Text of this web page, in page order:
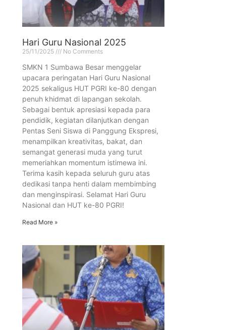
Hari Guru Nasional 2025
25/11/2025 No Comments
SMKN 1 Sumbawa Besar menggelar
upacara peringatan Hari Guru Nasional
2025 sekaligus HUT PGRI ke-80 dengan
penuh khidmat di lapangan sekolah.
Sebagai bentuk apresiasi kepada para
pendidik, kegiatan dilanjutkan dengan
Pentas Seni Siswa di Panggung Ekspresi,
menampilkan kreativitas, bakat, dan
semangat generasi muda yang turut
memeriahkan momentum istimewa ini.
Terima kasih kepada seluruh guru atas
dedikasi tanpa henti dalam membimbing
dan menginspirasi. Selamat Hari Guru
Nasional dan HUT ke-80 PGRI!
Read More »